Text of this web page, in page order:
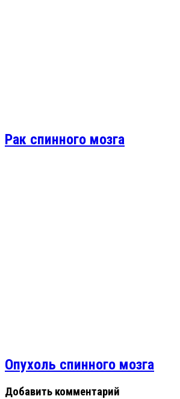
Рак спинного мозга
Опухоль спинного мозга
Добавить комментарий